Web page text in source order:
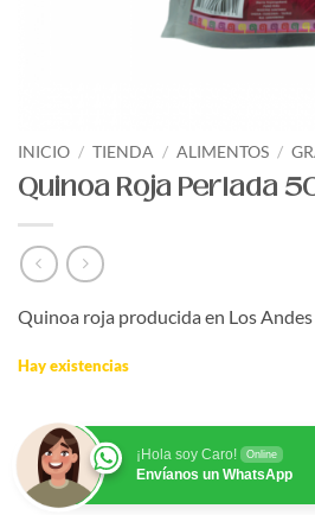
INICIO / TIENDA / ALIMENTOS /
Quinoa Roja Perlada
Quinoa roja producida en Los
Hay existencias
¡Hola soy Caro! Online
Envíanos un WhatsApp